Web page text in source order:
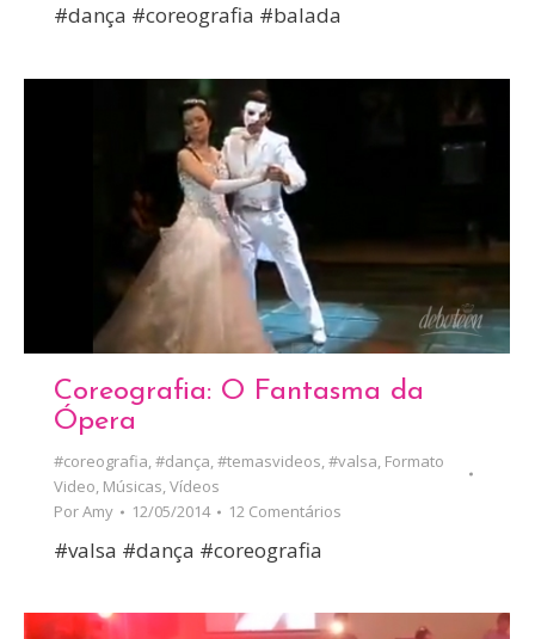
#dança #coreografia #balada
Coreografia: O Fantasma da
Ópera
#coreografia,#dança,#temasvideos,#valsa, Formato
Video, Músicas,Vídeos
PorAmy 12/05/2014 12 Comentários
#valsa #dança #coreografia